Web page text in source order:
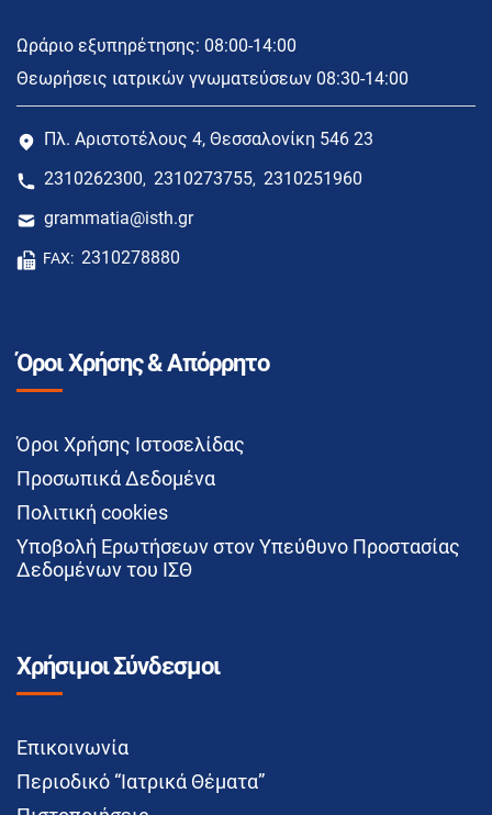
Ωράριο εξυπηρέτησης: 08:00-14:00
Θεωρήσεις ιατρικών γνωματεύσεων 08:30-14:00
Πλ. Αριστοτέλους 4, Θεσσαλονίκη 546 23
2310262300, 2310273755, 2310251960
grammatia@isth.gr
FAX: 2310278880
Όροι Χρήσης & Απόρρητο
Όροι Χρήσης Ιστοσελίδας
Προσωπικά Δεδομένα
Πολιτική cookies
Υποβολή Ερωτήσεων στον Υπεύθυνο Προστασίας
Δεδομένων του ΙΣΘ
Χρήσιμοι Σύνδεσμοι
Επικοινωνία
Περιοδικό “Ιατρικά Θέματα”